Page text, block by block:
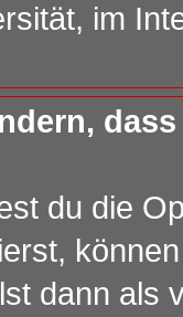
im
du die
dann als